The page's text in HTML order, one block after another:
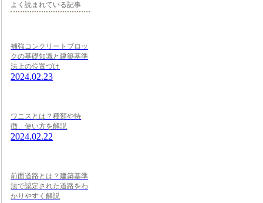
よく読まれている記事
補強コンクリートブロッ
クの基礎知識と建築基準
法上の位置づけ
2024.02.23
ワニスとは？種類や特
徴、使い方を解説
2024.02.22
前面道路とは？建築基準
法で認定された道路をわ
かりやすく解説